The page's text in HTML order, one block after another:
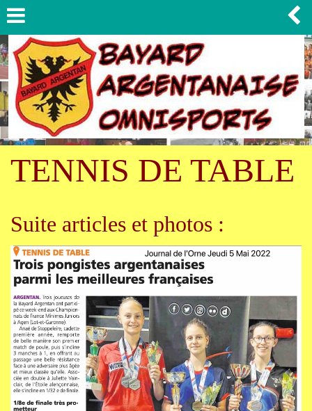
TENNIS DE TABLE
Suite articles et photos :